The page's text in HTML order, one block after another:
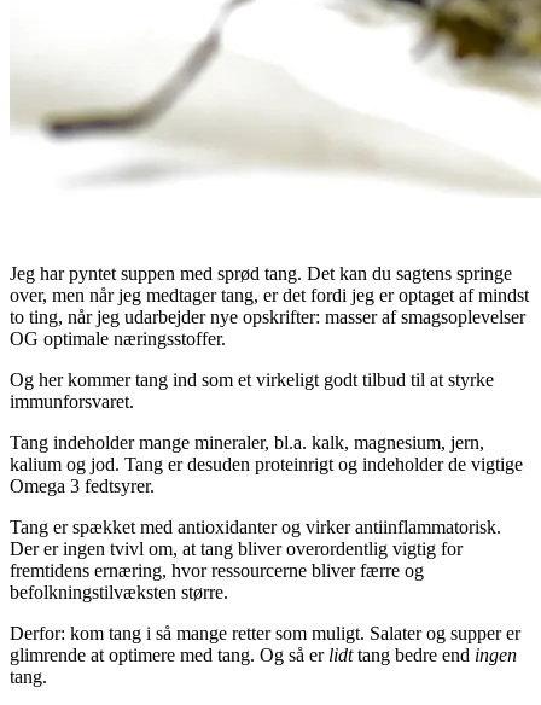
Jeg har pyntet suppen med sprød tang. Det kan du sagtens springe
over, men når jeg medtager tang, er det fordi jeg er optaget af mindst
to ting, når jeg udarbejder nye opskrifter: masser af smagsoplevelser
OG optimale næringsstoffer.
Og her kommer tang ind som et virkeligt godt tilbud til at styrke
immunforsvaret.
Tang indeholder mange mineraler, bl.a. kalk, magnesium, jern,
kalium og jod. Tang er desuden proteinrigt og indeholder de vigtige
Omega 3 fedtsyrer.
Tang er spækket med antioxidanter og virker antiinflammatorisk.
Der er ingen tvivl om, at tang bliver overordentlig vigtig for
fremtidens ernæring, hvor ressourcerne bliver færre og
befolkningstilvæksten større.
Derfor: kom tang i så mange retter som muligt. Salater og supper er
glimrende at optimere med tang. Og så er lidttang bedre end ingen
tang.